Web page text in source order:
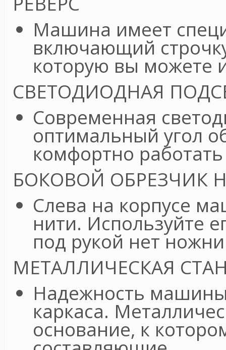
Машина имеет
включающий
которую вы можете
СВЕТОДИОДНАЯ
Современная
оптимальный угол
комфортно
БОКОВОЙ ОБРЕЗЧИК
Слева на корпусе
нити. Используйте
под рукой нет
МЕТАЛЛИЧЕСКАЯ
Надежность
каркаса.
основание, к